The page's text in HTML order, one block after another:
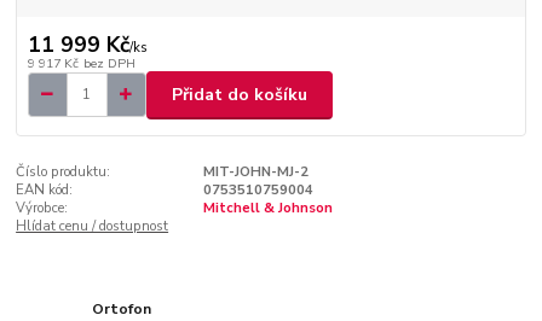
11 999 Kč/ks
9 917 Kč bez DPH
Přidat do košíku
Číslo produktu:
MIT-JOHN-MJ-2
EAN kód:
0753510759004
Výrobce:
Mitchell & Johnson
Hlídat cenu / dostupnost
Ortofon